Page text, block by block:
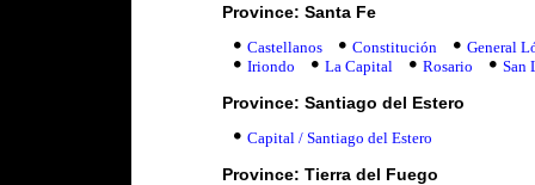
Province: Santa Fe
Castellanos Constitución
General
Iriondo
La Capital Rosario San
Province: Santiago del Estero
Capital / Santiago del Estero
Province: Tierra del Fuego